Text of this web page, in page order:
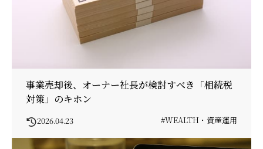
事業売却後、オーナー社長が検討すべき「相続税
対策」のキホン
2026.04.23 #WEALTH・資産運用